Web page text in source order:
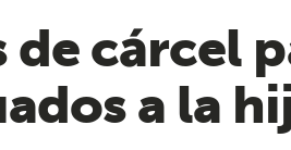
cárcel
a la